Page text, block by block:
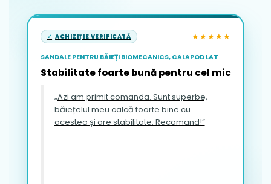
ACHIZIȚIE VERIFICATĂ ★★★★★
SANDALE PENTRU BĂIEȚI BIOMECANICS, CALAPOD LAT
Stabilitate foarte bună pentru cel mic
„Azi am primit comanda. Sunt superbe,
băiețelul meu calcă foarte bine cu
acestea și are stabilitate. Recomand!”